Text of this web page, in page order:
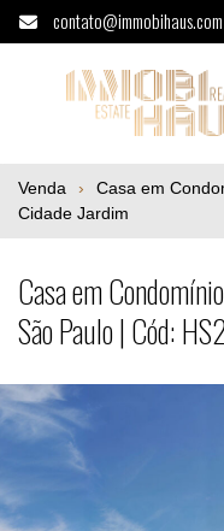
contato@immobihaus.com
Casa em
Venda Casa em
Cidade Jardim
Casa em
São Paulo | Cód: